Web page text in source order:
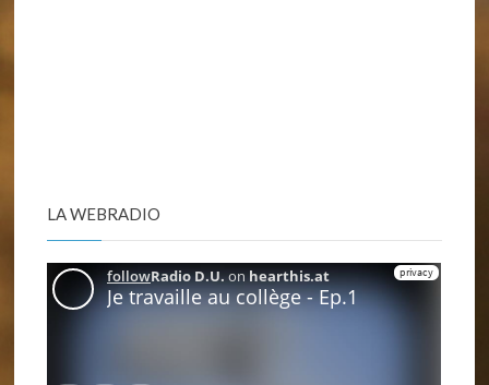
LA WEBRADIO